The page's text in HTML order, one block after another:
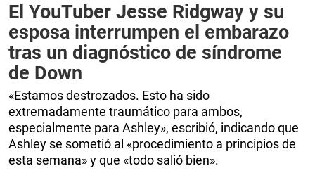
El YouTuber Jesse Ridgway y su
esposa interrumpen el embarazo
tras un diagnóstico de síndrome
de Down
«Estamos destrozados. Esto ha sido
extremadamente traumático para ambos,
especialmente para Ashley», escribió, indicando que
Ashley se sometió al «procedimiento a principios de
esta semana» y que «todo salió bien».